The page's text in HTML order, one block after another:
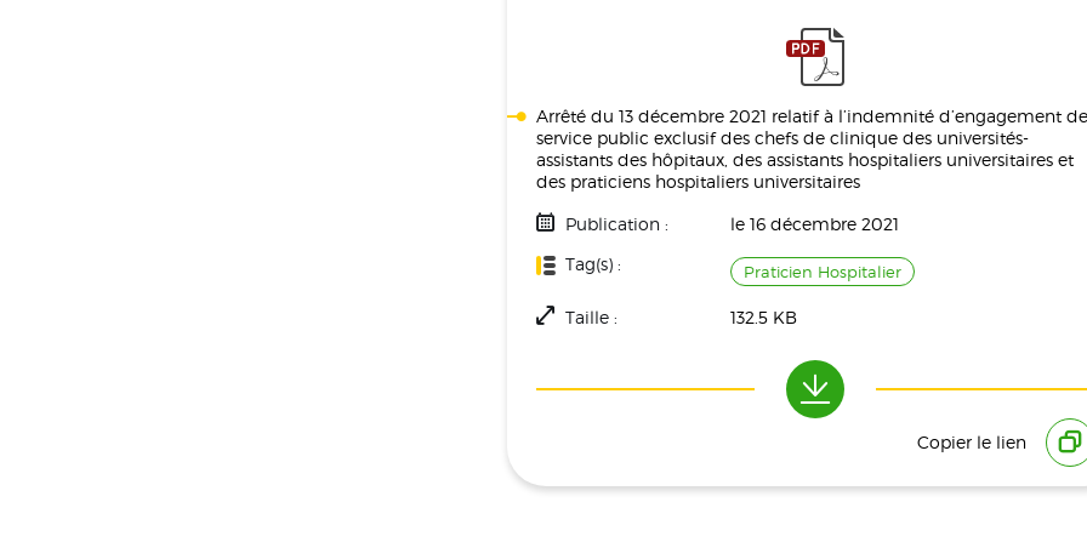
Arrêté du 13 décembre 2021 relatif à l’indemnité d’engagement de
service public exclusif des chefs de clinique des universités-
assistants des hôpitaux, des assistants hospitaliers universitaires et
des praticiens hospitaliers universitaires
Publication :
le 16 décembre 2021
Tag(s) :
Praticien Hospitalier
Taille : 132.5 KB
Copier le lien